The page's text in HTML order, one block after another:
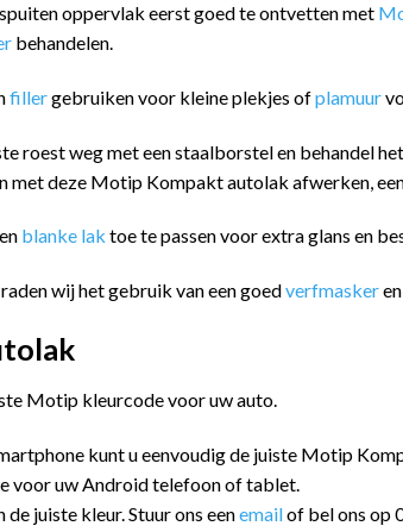
oppervlak eerst goed te ontvetten met
behandelen.
fillergebruiken voor kleine plekjes ofplamuur
roest weg met een staalborstel en behandel
met deze Motip Kompakt autolak afwerken,
blanke lak toe te passen voor extra glans en
wij het gebruik van een goedverfmaskeren
Motip kleurcode voor uw auto.
kunt u eenvoudig de juiste Motip
voor uw Android telefoon of tablet.
juiste kleur. Stuur ons eenemailof bel ons op